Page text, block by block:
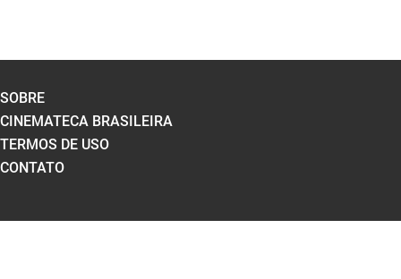
SOBRE
CINEMATECA BRASILEIRA
TERMOS DE USO
CONTATO